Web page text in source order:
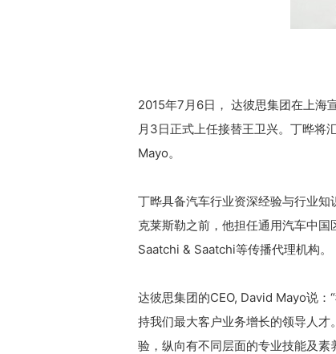
2015年7月6日， 达彼思集团在上海
月3日正式上任接替王卫兴。丁晔将
Mayo。
丁晔具备汽车行业资深经验与行业
克莱斯勒之前，他担任通用汽车中国
Saatchi & Saatchi等传播代理机构。
达彼思集团的CEO, David Mayo说
持我们最大客户业务增长的领导人
验，纵向有不同层面的专业技能及素